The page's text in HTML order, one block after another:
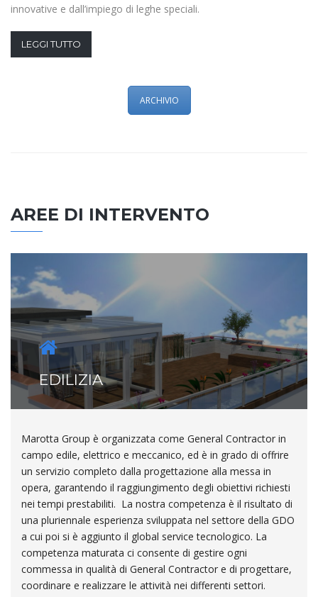
innovative e dall’impiego di leghe speciali.
LEGGI TUTTO
ARCHIVIO
AREE DI INTERVENTO
EDILIZIA
Marotta Group è organizzata come General Contractor in
campo edile, elettrico e meccanico, ed è in grado di offrire
un servizio completo dalla progettazione alla messa in
opera, garantendo il raggiungimento degli obiettivi richiesti
nei tempi prestabiliti. La nostra competenza è il risultato di
una pluriennale esperienza sviluppata nel settore della GDO
a cui poi si è aggiunto il global service tecnologico. La
competenza maturata ci consente di gestire ogni
commessa in qualità di General Contractor e di progettare,
coordinare e realizzare le attività nei differenti settori.